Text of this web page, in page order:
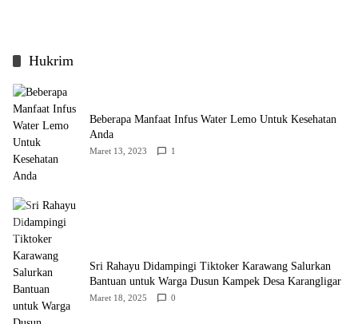
Hukrim
Beberapa Manfaat Infus Water Lemo Untuk Kesehatan
Anda
Maret 13, 2023 1
Sri Rahayu Didampingi Tiktoker Karawang Salurkan
Bantuan untuk Warga Dusun Kampek Desa Karangligar
Maret 18, 2025 0